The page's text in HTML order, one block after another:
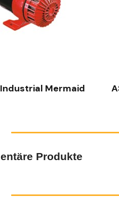
Mermaid
Produkte